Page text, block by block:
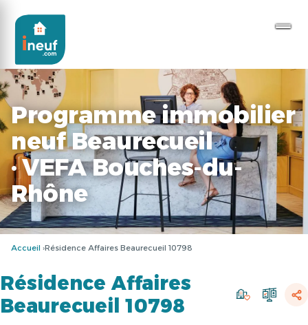
Programme immobilier
neuf Beaurecueil
· VEFA Bouches-du-
Rhône
Accueil Résidence Affaires Beaurecueil 10798
Résidence Affaires
Beaurecueil 10798